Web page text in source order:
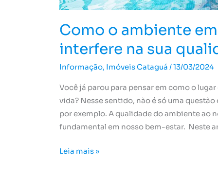
Como o ambiente
interfere na sua
Informação, Imóveis Cataguá /13/03/2024
Você já parou para pensar em como o
vida? Nesse sentido, não é só uma
por exemplo. A qualidade do ambiente ao
fundamental em nosso bem-estar. Neste
Leia mais »